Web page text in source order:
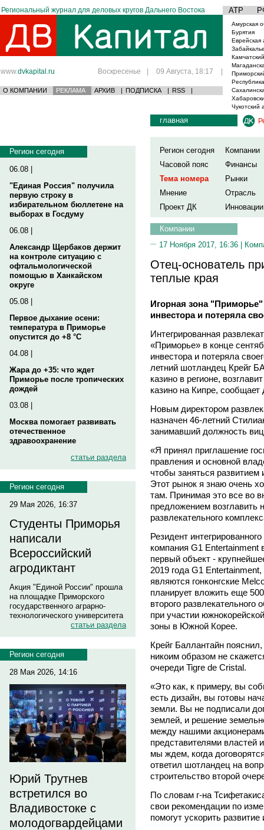
Региональный журнал для деловых кругов Дальнего Востока АТР
www.dvkapital.ru Воскресенье | 09 Августа, 18:17 |
О КОМПАНИИ РЕКЛАМА АРХИВ | ПОДПИСКА | RSS |
Амурская
Бурятия
Еврейская
Чукотский
Регион сегодня
06.08 |
"Единая Россия" получила
первую строку в
избирательном бюллетене на
выборах в Госдуму
06.08 |
Александр Щербаков держит
на контроле ситуацию с
офтальмологической
помощью в Ханкайском
округе
05.08 |
Первое дыхание осени:
температура в Приморье
опустится до +8 °C
04.08 |
Жара до +35: что ждет
Приморье после тропических
дождей
03.08 |
Москва помогает развивать
отечественное
здравоохранение
статьи раздела
Регион сегодня
29 Мая 2026, 16:37
Студенты Приморья
написали
Всероссийский
агродиктант
Акция "Единой России" прошла
на площадке Приморского
государственного аграрно-
технологического университета
статьи раздела
Регион сегодня
28 Мая 2026, 14:16
Юрий Трутнев
встретился во
Владивостоке с
молодогвардейцами
главная
Регион сегодня
Компании
Часовой пояс
Финансы
Тема номера
Рынки
Мнение
Отрасль
Проект ДК
Инновации
Компании
17 Ноября 2017, 16:36 |
Отец-основатель
теплые края
Игорная зона
инвестора и потеряла
Интегрированная
«Приморье» в конце
инвестора и потеряла
летний шотландец Крейг
казино в регионе,
казино на Кипре, сообщает
Новым директором
назначен 46-летний
занимавший должность
«Я принял приглашение
правления и основной
чтобы заняться развитием
Этот рынок я знаю очень
там. Принимая это все во
предложением возглавить
развлекательного
Резидент
компания G1 Entertainment
первый объект -
2019 года G1
являются гонконгские
планирует вложить еще
второго развлекательного
при участии
зоны в Южной Корее.
Крейг Баллантайн
никоим образом не
очереди Tigre de Cristal.
«Это как, к примеру, вы
есть дизайн, вы готовы
земли. Вы не подписали
землей, и решение
между нашими
представителями властей
мы ждем, когда
ответил шотландец на
строительство второй
По словам г-на
свои рекомендации по
помогут ускорить развитие